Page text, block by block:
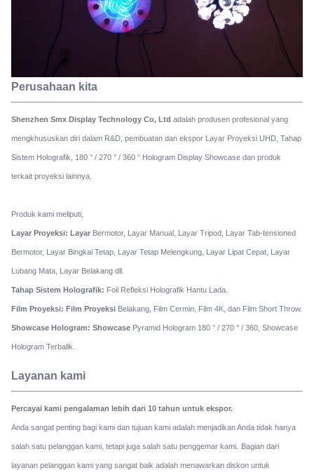
Perusahaan kita
Shenzhen Smx Display Technology Co, Ltd adalah produsen profesional yang
mengkhususkan diri dalam R&D, pembuatan dan ekspor Layar Proyeksi UHD, Tahap
Sistem Holografik, 180 ° / 270 ° / 360 ° Hologram Display Showcase dan produk
terkait proyeksi lainnya.
Produk kami meliputi,
Layar Proyeksi: Layar Bermotor, Layar Manual, Layar Tripod, Layar Tab-tensioned
Bermotor, Layar Bingkai Tetap, Layar Tetap Melengkung, Layar Lipat Cepat, Layar
Lubang Mata, Layar Belakang dll.
Tahap Sistem Holografik: Foil Refleksi Holografik Hantu Lada.
Film Proyeksi: Film Proyeksi Belakang, Film Cermin, Film 4K, dan Film Short Throw.
Showcase Hologram: Showcase Pyramid Hologram 180 ° / 270 ° / 360, Showcase
Hologram Terbalik.
Layanan kami
Percayai kami pengalaman lebih dari 10 tahun untuk ekspor.
Anda sangat penting bagi kami dan tujuan kami adalah menjadikan Anda tidak hanya
salah satu pelanggan kami, tetapi juga salah satu penggemar kami. Bagian dari
layanan pelanggan kami yang sangat baik adalah menawarkan diskon untuk